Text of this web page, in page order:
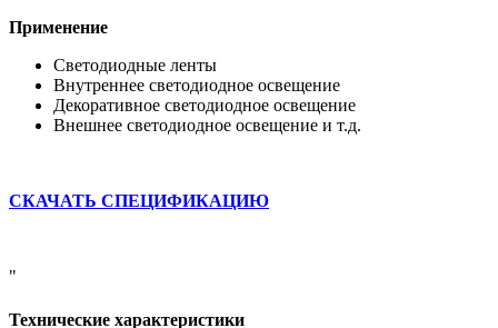
Применение
Светодиодные ленты
Внутреннее светодиодное освещение
Декоративное светодиодное освещение
Внешнее светодиодное освещение и т.д.
СКАЧАТЬ СПЕЦИФИКАЦИЮ
"
Технические характеристики